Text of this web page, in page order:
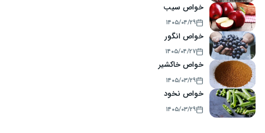
خواص سیب
۱۴۰۵/۰۴/۲۹
خواص انگور
۱۴۰۵/۰۴/۲۷
خواص خاکشیر
۱۴۰۵/۰۳/۲۹
خواص نخود
۱۴۰۵/۰۳/۲۹